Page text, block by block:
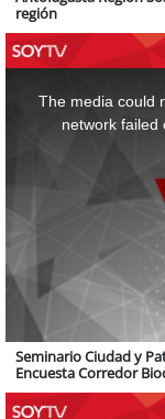
región
The media could
network failed
Seminario Ciudad y
Encuesta Corredor